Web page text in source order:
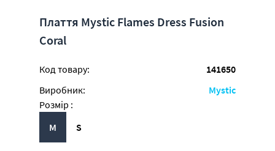
Плаття Mystic Flames Dress Fusion
Coral
Код товару:
141650
Виробник:
Mystic
Розмір :
M
S